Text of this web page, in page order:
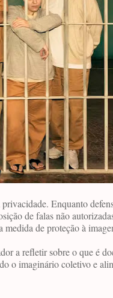
Enquanto
de falas não
de proteção à
a refletir sobre o que é
o imaginário coletivo e